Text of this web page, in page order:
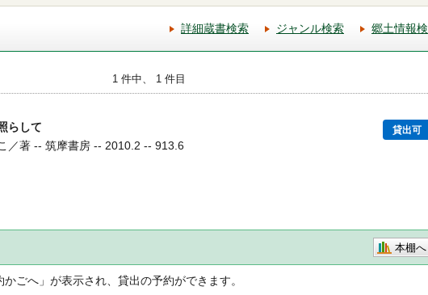
詳細蔵書検索 ジャンル検索 郷土情報
1 件中、 1 件目
らして 貸出可
著 -- 筑摩書房 -- 2010.2 -- 913.6
本棚へ
ごへ」が表示され、貸出の予約ができます。